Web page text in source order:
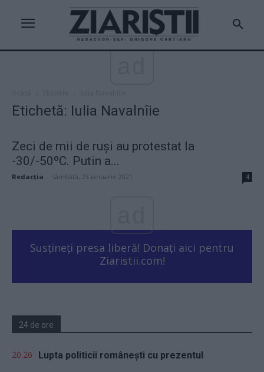
Etichetă: Iulia Navalnîie
Zeci de mii de ruși au protestat la
-30/-50ºC. Putin a...
Redacţia sâmbătă, 23 ianuarie 2021 4
Susțineți presa liberă! Donați aici pentru
Ziaristii.com!
24 de ore
20.26 Lupta politicii românești cu prezentul